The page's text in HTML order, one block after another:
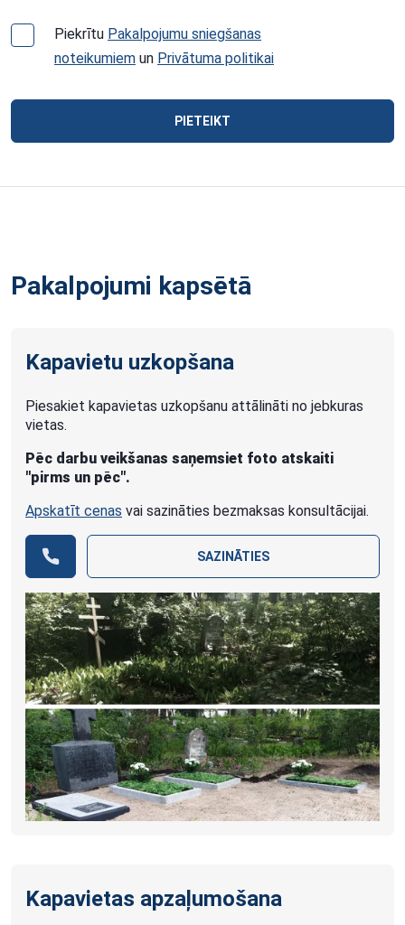
Piekrītu Pakalpojumu sniegšanas
noteikumiem un Privātuma politikai
PIETEIKT
Pakalpojumi kapsētā
Kapavietu uzkopšana
Piesakiet kapavietas uzkopšanu attālināti no jebkuras
vietas.
Pēc darbu veikšanas saņemsiet foto atskaiti
"pirms un pēc".
Apskatīt cenas vai sazināties bezmaksas konsultācijai.
SAZINĀTIES
Kapavietas apzaļumošana